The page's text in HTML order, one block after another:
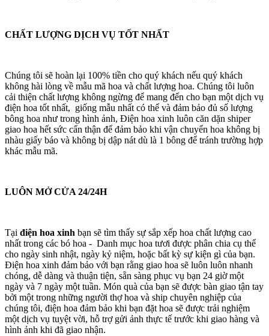
CHẤT LƯỢNG DỊCH VỤ TỐT NHẤT
Chúng tôi sẽ hoàn lại 100% tiền cho quý khách nếu quý khách
không hài lòng về mẫu mã hoa và chất lượng hoa. Chúng tôi luôn
cải thiện chất lượng không ngừng để mang đến cho bạn một dịch vụ
điện hoa tốt nhất, giống mẫu nhất có thể và đảm bảo đủ số lượng
bông hoa như trong hình ảnh, Điện hoa xinh luôn căn dặn shiper
giao hoa hết sức cẩn thận để đảm bảo khi vận chuyển hoa không bị
nhàu giấy báo và không bị dập nát dù là 1 bông để tránh trường hợp
khác mẫu mã.
LUÔN MỞ CỬA 24/24H
Tại điện hoa xinh bạn sẽ tìm thấy sự sắp xếp hoa chất lượng cao
nhất trong các bó hoa - Danh mục hoa tươi được phân chia cụ thể
cho ngày sinh nhật, ngày kỷ niệm, hoặc bất kỳ sự kiện gì của bạn.
Điện hoa xinh đảm bảo với bạn rằng giao hoa sẽ luôn luôn nhanh
chóng, dễ dàng và thuận tiện, sẵn sàng phục vụ bạn 24 giờ một
ngày và 7 ngày một tuần. Món quà của bạn sẽ được bàn giao tận tay
bởi một trong những người thợ hoa và ship chuyên nghiệp của
chúng tôi, điện hoa đảm bảo khi bạn đặt hoa sẽ được trải nghiệm
một dịch vụ tuyệt vời, hỗ trợ gửi ảnh thực tế trước khi giao hàng và
hình ảnh khi đã giao nhận.